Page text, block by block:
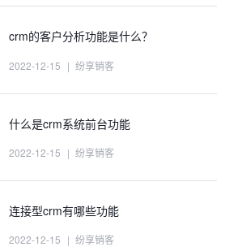
crm的客户分析功能是什么？
2022-12-15 | 纷享销客
什么是crm系统前台功能
2022-12-15 | 纷享销客
连接型crm有哪些功能
2022-12-15 | 纷享销客